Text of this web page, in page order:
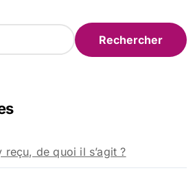
de quoi il s’agit ?